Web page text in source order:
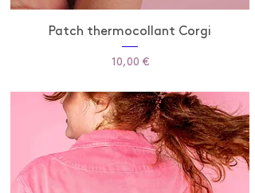
Patch thermocollant Corgi
Prix
10,00 €